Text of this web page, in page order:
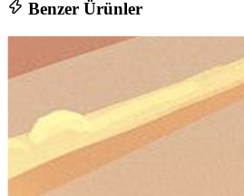
Benzer Ürünler